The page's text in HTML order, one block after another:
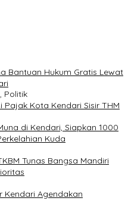
Bantuan Hukum Gratis Lewat
Politik
Pajak Kota Kendari Sisir THM
di Kendari, Siapkan 1000
Kuda
Tunas Bangsa Mandiri
Kendari Agendakan